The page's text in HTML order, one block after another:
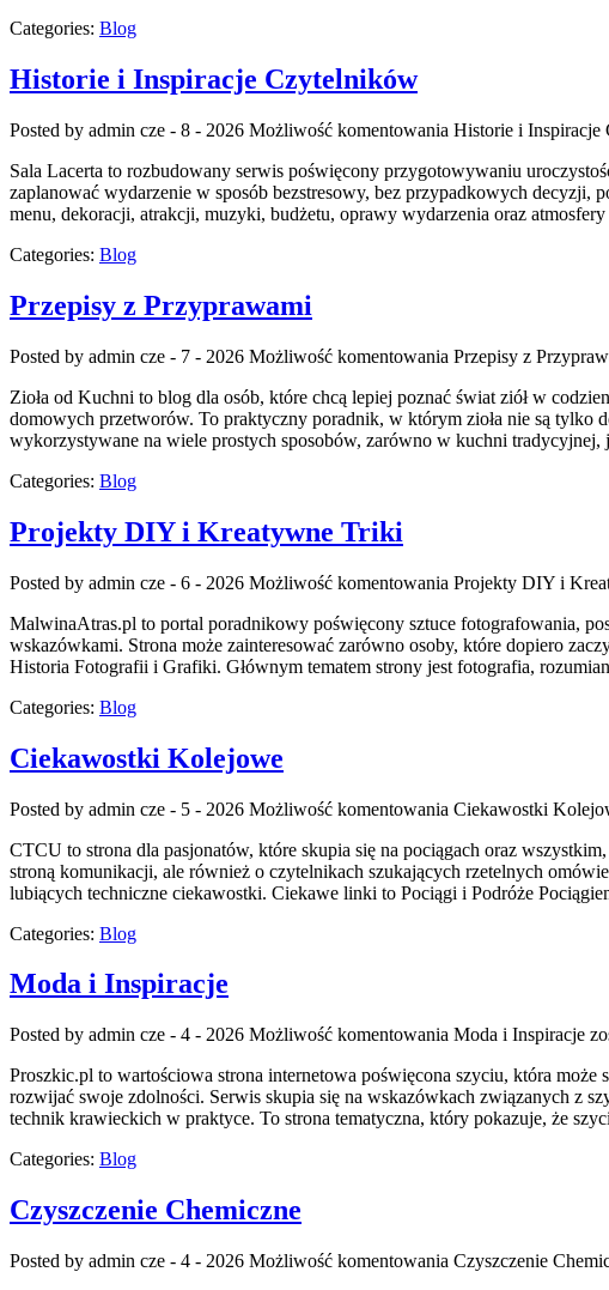
Categories: Blog
Historie i Inspiracje Czytelników
Posted by admin cze - 8 - 2026 Możliwość komentowania Historie i Inspiracje
Sala Lacerta to rozbudowany serwis poświęcony przygotowywaniu
zaplanować wydarzenie w sposób bezstresowy, bez przypadkowych decyzji,
menu, dekoracji, atrakcji, muzyki, budżetu, oprawy wydarzenia oraz
Categories: Blog
Przepisy z Przyprawami
Posted by admin cze - 7 - 2026 Możliwość komentowania Przepisy z
Zioła od Kuchni to blog dla osób, które chcą lepiej poznać świat ziół w
domowych przetworów. To praktyczny poradnik, w którym zioła nie są tylko
wykorzystywane na wiele prostych sposobów, zarówno w kuchni
Categories: Blog
Projekty DIY i Kreatywne Triki
Posted by admin cze - 6 - 2026 Możliwość komentowania Projekty DIY i
MalwinaAtras.pl to portal poradnikowy poświęcony sztuce fotografowania,
wskazówkami. Strona może zainteresować zarówno osoby, które dopiero
Historia Fotografii i Grafiki. Głównym tematem strony jest fotografia,
Categories: Blog
Ciekawostki Kolejowe
Posted by admin cze - 5 - 2026 Możliwość komentowania Ciekawostki
CTCU to strona dla pasjonatów, które skupia się na pociągach oraz
stroną komunikacji, ale również o czytelnikach szukających rzetelnych
lubiących techniczne ciekawostki. Ciekawe linki to Pociągi i Podróże
Categories: Blog
Moda i Inspiracje
Posted by admin cze - 4 - 2026 Możliwość komentowania Moda i Inspiracje
Proszkic.pl to wartościowa strona internetowa poświęcona szyciu, która
rozwijać swoje zdolności. Serwis skupia się na wskazówkach związanych z
technik krawieckich w praktyce. To strona tematyczna, który pokazuje, że
Categories: Blog
Czyszczenie Chemiczne
Posted by admin cze - 4 - 2026 Możliwość komentowania Czyszczenie